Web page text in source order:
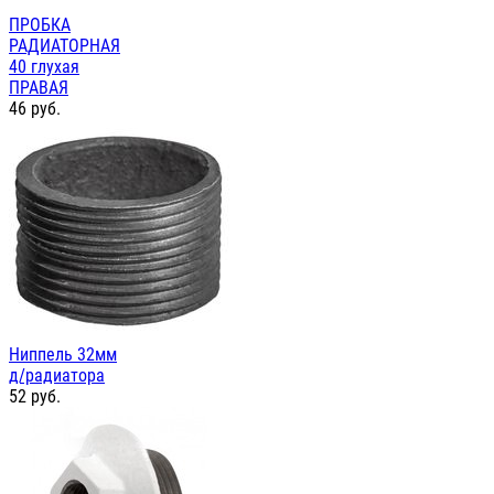
ПРОБКА
РАДИАТОРНАЯ
40 глухая
ПРАВАЯ
46 руб.
Ниппель 32мм
д/радиатора
52 руб.